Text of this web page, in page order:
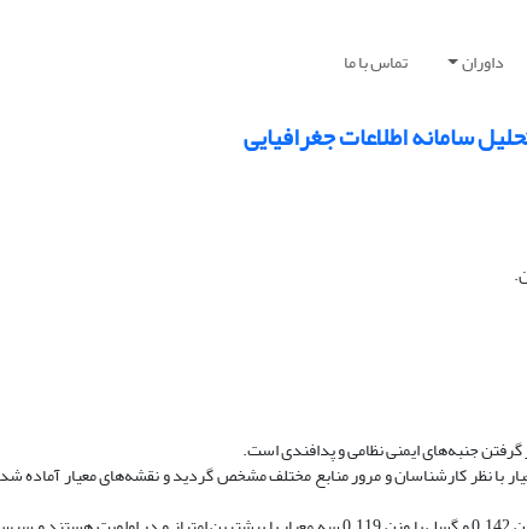
داوران تماس با ما
سامانه اطلاعات جغرافیایی
جنبه‌های ایمنی نظامی و پدافندی است.
در بخش جنوب غربی کشور در استان خوزستان انجام شد. ابتدا 15 معیار با نظر کارشناسان و مرور منابع مختلف مشخص گردید و نقشه‌های معیار آماده